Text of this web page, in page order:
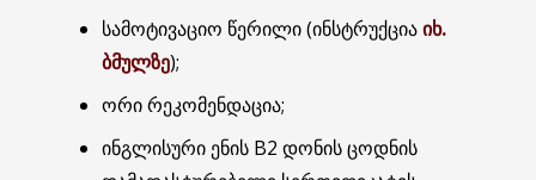
სამოტივაციო წერილი (ინსტრუქციაიხ.
ბმულზე);
ორი რეკომენდაცია;
ინგლისური ენის B2 დონის ცოდნის